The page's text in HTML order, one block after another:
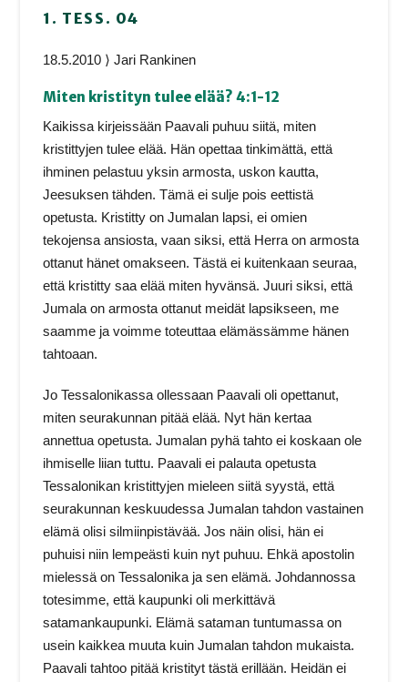
1. TESS. 04
18.5.2010 ⟩ Jari Rankinen
Miten kristityn tulee elää? 4:1-12
Kaikissa kirjeissään Paavali puhuu siitä, miten
kristittyjen tulee elää. Hän opettaa tinkimättä, että
ihminen pelastuu yksin armosta, uskon kautta,
Jeesuksen tähden. Tämä ei sulje pois eettistä
opetusta. Kristitty on Jumalan lapsi, ei omien
tekojensa ansiosta, vaan siksi, että Herra on armosta
ottanut hänet omakseen. Tästä ei kuitenkaan seuraa,
että kristitty saa elää miten hyvänsä. Juuri siksi, että
Jumala on armosta ottanut meidät lapsikseen, me
saamme ja voimme toteuttaa elämässämme hänen
tahtoaan.
Jo Tessalonikassa ollessaan Paavali oli opettanut,
miten seurakunnan pitää elää. Nyt hän kertaa
annettua opetusta. Jumalan pyhä tahto ei koskaan ole
ihmiselle liian tuttu. Paavali ei palauta opetusta
Tessalonikan kristittyjen mieleen siitä syystä, että
seurakunnan keskuudessa Jumalan tahdon vastainen
elämä olisi silmiinpistävää. Jos näin olisi, hän ei
puhuisi niin lempeästi kuin nyt puhuu. Ehkä apostolin
mielessä on Tessalonika ja sen elämä. Johdannossa
totesimme, että kaupunki oli merkittävä
satamankaupunki. Elämä sataman tuntumassa on
usein kaikkea muuta kuin Jumalan tahdon mukaista.
Paavali tahtoo pitää kristityt tästä erillään. Heidän ei